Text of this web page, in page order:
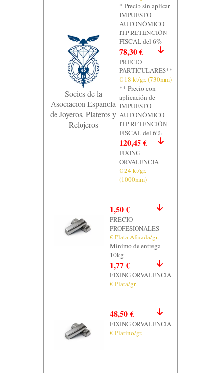
Socios de la
Asociación Española
de Joyeros, Plateros y
Relojeros
* Precio sin aplicar
IMPUESTO
AUTONÓMICO
ITP RETENCIÓN
FISCAL del 6%
78,30 €
PRECIO
PARTICULARES**
€ 18 kt/gr. (730mm)
** Precio con
aplicación de
IMPUESTO
AUTONÓMICO
ITP RETENCIÓN
FISCAL del 6%
120,45 €
FIXING
ORVALENCIA
€ 24 kt/gr.
(1000mm)
1,50 €
PRECIO
PROFESIONALES
€ Plata Afinada/gr.
Mínimo de entrega
10kg
1,77 €
FIXING ORVALENCIA
€ Plata/gr.
48,50 €
FIXING ORVALENCIA
€ Platino/gr.